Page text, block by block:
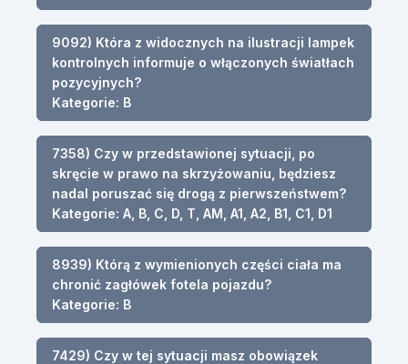
9092) Która z widocznych na ilustracji lampek
kontrolnych informuje o włączonych światłach
pozycyjnych?
Kategorie: B
7358) Czy w przedstawionej sytuacji, po
skręcie w prawo na skrzyżowaniu, będziesz
nadal poruszać się drogą z pierwszeństwem?
Kategorie: A, B, C, D, T, AM, A1, A2, B1, C1, D1
8939) Którą z wymienionych części ciała ma
chronić zagłówek fotela pojazdu?
Kategorie: B
7429) Czy w tej sytuacji masz obowiązek